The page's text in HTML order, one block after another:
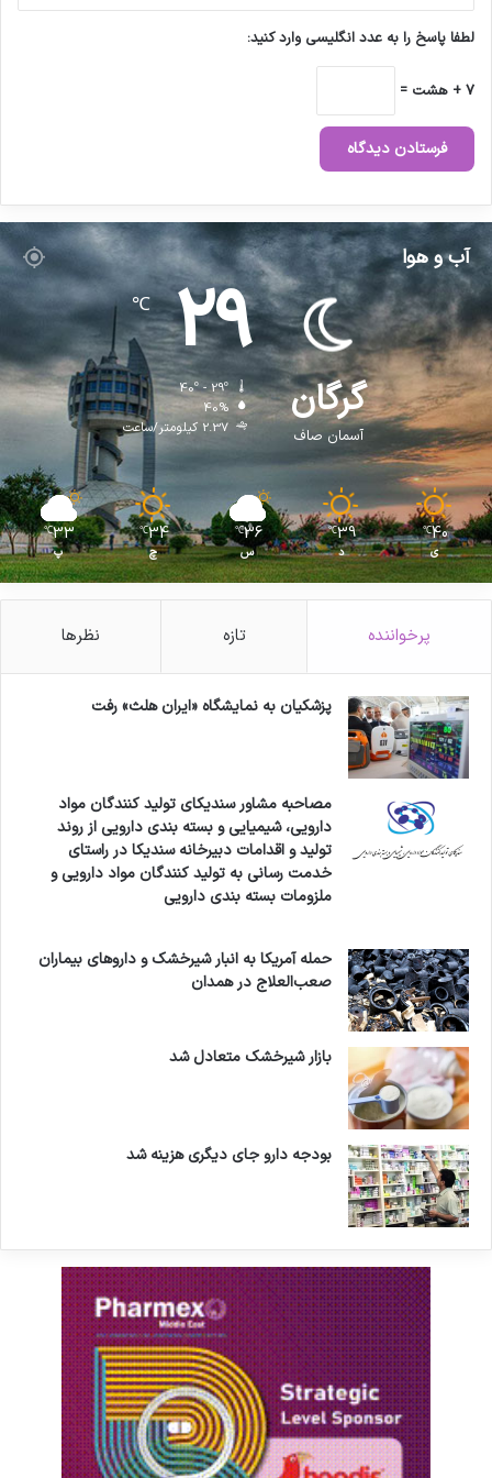
لطفا پاسخ را به عدد انگلیسی وارد کنید:
7 + هشت =
آب و هوا
گرگان
آسمان صاف
29
℃
40º - 29º
40%
2.37 کیلومتر/ساعت
40
℃
ی
39
℃
د
36
℃
س
34
℃
چ
33
℃
پ
پرخواننده تازه نظرها
پزشکیان به نمایشگاه «ایران هلث» رفت
مصاحبه مشاور سندیکای تولید کنندگان مواد
دارویی، شیمیایی و بسته بندی دارویی از روند
تولید و اقدامات دبیرخانه سندیکا در راستای
خدمت رسانی به تولید کنندگان مواد دارویی و
ملزومات بسته بندی دارویی
حمله آمریکا به انبار شیرخشک و داروهای بیماران
صعب‌العلاج در همدان
بازار شیرخشک متعادل شد
بودجه دارو جای دیگری هزینه شد